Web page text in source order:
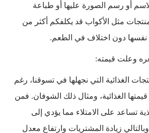
أو رسم الصورة عليها أو طباعة
مثل الأكواب قد يكلفكم أكثر من
نفسها دون اختلاف في الطعم.
الغذائية التي نجهلها في تسوقنا، رغم
الغذائية، ومثال ذلك الشوفان. فمن
تساعد على الامتلاء مما يؤدي إلى
وبالتالي زيادة المشتريات وارتفاع معدل